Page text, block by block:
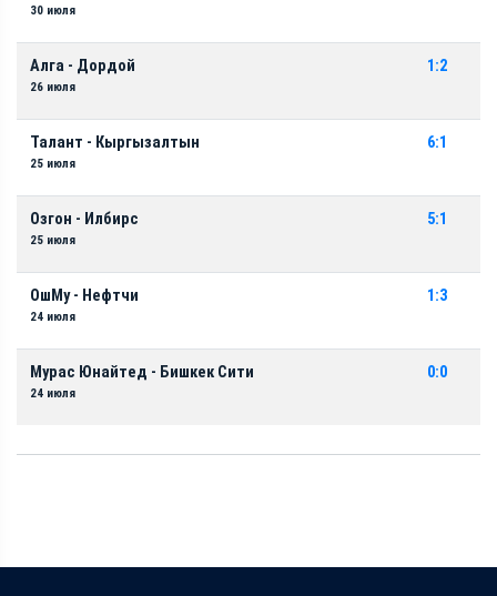
30 июля
Алга - Дордой
26 июля
1:2
Талант - Кыргызалтын
25 июля
6:1
Озгон - Илбирс
25 июля
5:1
ОшМу - Нефтчи
24 июля
1:3
Мурас Юнайтед - Бишкек Сити
24 июля
0:0